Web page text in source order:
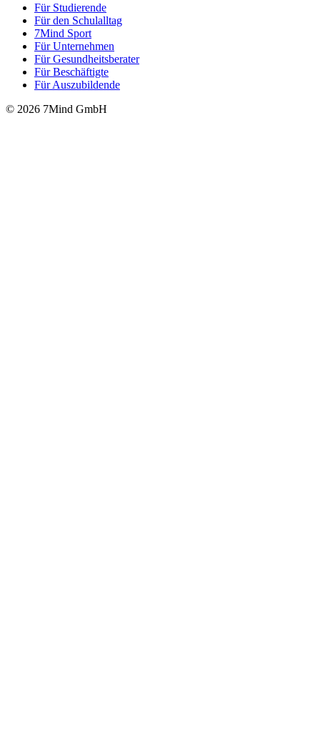
Für Stu­die­rende
Für den Schulalltag
7Mind Sport
Für Unter­neh­men
Für Gesund­heits­be­ra­ter
Für Beschäftigte
Für Auszubildende
© 2026 7Mind GmbH